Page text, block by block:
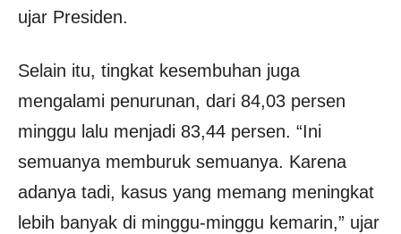
ujar Presiden.
Selain itu, tingkat kesembuhan juga
mengalami penurunan, dari 84,03 persen
minggu lalu menjadi 83,44 persen. “Ini
semuanya memburuk semuanya. Karena
adanya tadi, kasus yang memang meningkat
lebih banyak di minggu-minggu kemarin,” ujar